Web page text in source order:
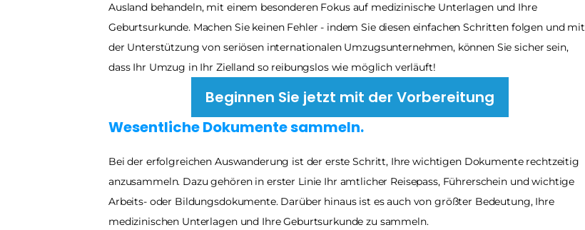
Ausland behandeln, mit einem besonderen Fokus auf medizinische Unterlagen und Ihre
Geburtsurkunde. Machen Sie keinen Fehler - indem Sie diesen einfachen Schritten folgen und mit
der Unterstützung von seriösen internationalen Umzugsunternehmen, können Sie sicher sein,
dass Ihr Umzug in Ihr Zielland so reibungslos wie möglich verläuft!
Beginnen Sie jetzt mit der Vorbereitung
Wesentliche Dokumente sammeln.
Bei der erfolgreichen Auswanderung ist der erste Schritt, Ihre wichtigen Dokumente rechtzeitig
anzusammeln. Dazu gehören in erster Linie Ihr amtlicher Reisepass, Führerschein und wichtige
Arbeits- oder Bildungsdokumente. Darüber hinaus ist es auch von größter Bedeutung, Ihre
medizinischen Unterlagen und Ihre Geburtsurkunde zu sammeln.